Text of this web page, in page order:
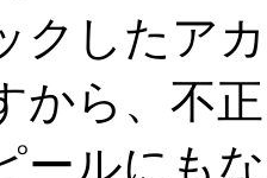
クしたア
から、不
ールにも